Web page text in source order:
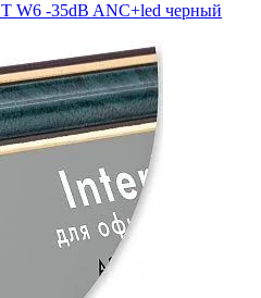
W6 -35dB ANC+led черный